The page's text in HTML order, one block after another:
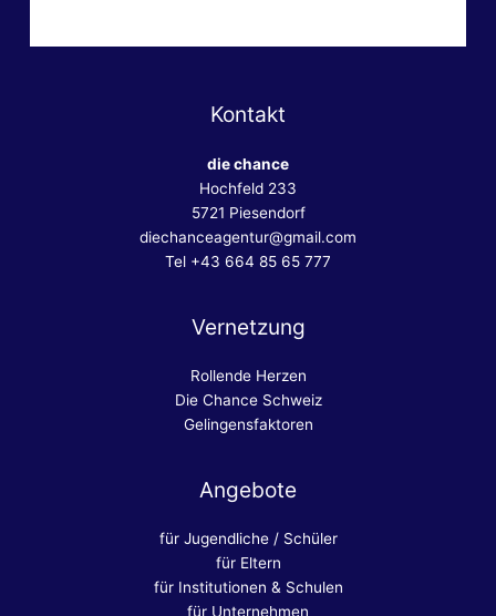
Kontakt
die chance
Hochfeld 233
5721 Piesendorf
diechanceagentur@gmail.com
Tel +43 664 85 65 777
Vernetzung
Rollende Herzen
Die Chance Schweiz
Gelingensfaktoren
Angebote
für Jugendliche / Schüler
für Eltern
für Institutionen & Schulen
für Unternehmen